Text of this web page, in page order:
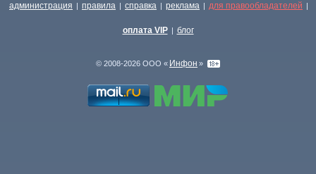
администрация | правила | справка | реклама | для правообладателей |
оплата VIP | блог
© 2008-2026 ООО « Инфон »